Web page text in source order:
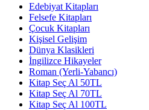
Edebiyat Kitapları
Felsefe Kitapları
Çocuk Kitapları
Kişisel Gelişim
Dünya Klasikleri
İngilizce Hikayeler
Roman (Yerli-Yabancı)
Kitap Seç Al 50TL
Kitap Seç Al 70TL
Kitap Seç Al 100TL